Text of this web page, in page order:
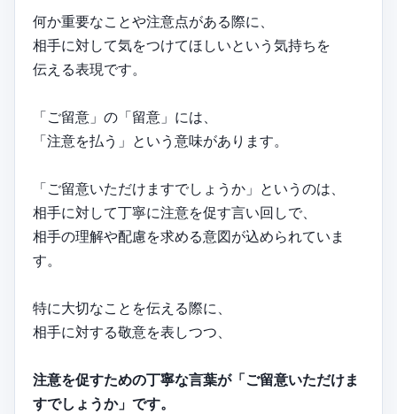
何か重要なことや注意点がある際に、
相手に対して気をつけてほしいという気持ちを
伝える表現です。
「ご留意」の「留意」には、
「注意を払う」という意味があります。
「ご留意いただけますでしょうか」というのは、
相手に対して丁寧に注意を促す言い回しで、
相手の理解や配慮を求める意図が込められていま
す。
特に大切なことを伝える際に、
相手に対する敬意を表しつつ、
注意を促すための丁寧な言葉が「ご留意いただけま
すでしょうか」です。